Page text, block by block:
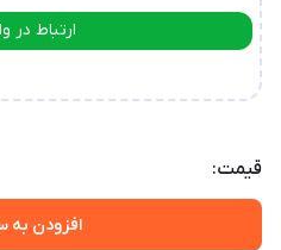
ارتباط در
قیمت:
افزودن به